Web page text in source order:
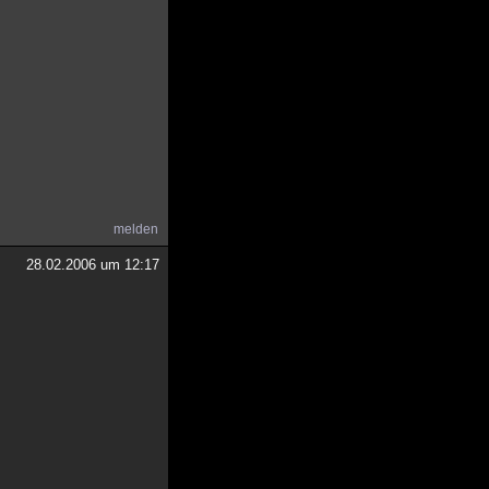
melden
28.02.2006 um 12:17